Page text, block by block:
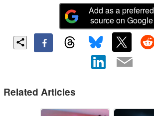
Add as a preferred
source on Google
Related Articles